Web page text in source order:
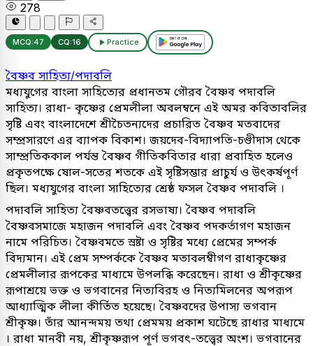
278
MCQ:47 CQ:16 Practice
বৈষ্ণব সাহিত্য/পদাবলি
মধ্যযুগের বাংলা সাহিত্যের প্রধানতম গৌরব বৈষ্ণব পদাবলি
সাহিত্য। রাধা- কৃষ্ণের প্রেমলীলা অবলম্বনে এই অমর কবিতাবলির
সৃষ্টি এবং বাংলাদেশে শ্রীচৈতন্যদের প্রচারিত বৈষ্ণব মতবাদের
সম্প্রসারণে এর ব্যাপক বিকাশ। জয়দেব-বিদ্যাপতি-চণ্ডীদাস থেকে
সাম্প্রতিককাল পর্যন্ত বৈষ্ণব গীতিকবিতার ধারা প্রবাহিত হলেও
প্রকৃতপক্ষে ষোল-সতের শতকে এই সৃষ্টিসম্ভার প্রাচুর্য ও উৎকর্ষপূর্ণ
ছিল। মধ্যযুগের বাংলা সাহিত্যের শ্রেষ্ঠ ফসল বৈষ্ণব পদাবলি ।
পদাবলি সাহিত্য বৈষ্ণবতত্ত্বের রসভাষ্য। বৈষ্ণব পদাবলি
বৈষ্ণবসমাজে মহাজন পদাবলি এবং বৈষ্ণব পদকর্তাগণ মহাজন
নামে পরিচিত। বৈষ্ণবমতে স্রষ্টা ও সৃষ্টির মধ্যে প্রেমের সম্পর্ক
বিদ্যমান। এই প্রেম সম্পর্ককে বৈষ্ণব মতাবলম্বীগণ রাধাকৃষ্ণের
প্রেমলীলার রূপকের মাধ্যমে উপলব্ধি করেছেন। রাধা ও শ্রীকৃষ্ণের
রূপাশ্রয়ে ভক্ত ও ভগবানের নিত্যবিরহ ও নিত্যমিলনের অপরূপ
আধ্যাত্মিক লীলা কীর্তিত হয়েছে। বৈষ্ণবদের উপাস্য ভগবান
শ্রীকৃষ্ণ। তাঁর আনন্দময় তথা প্রেমময় প্রকাশ ঘটেছে রাধার মাধ্যমে
। রাধা মানবী নয়, শ্রীকৃষ্ণরূপ পূর্ণ ভগবৎ-তত্ত্বের অংশ। ভগবানের